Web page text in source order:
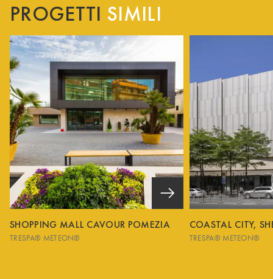
PROGETTI SIMILI
SHOPPING MALL CAVOUR POMEZIA
TRESPA® METEON®
COASTAL CITY,
TRESPA® METEON®